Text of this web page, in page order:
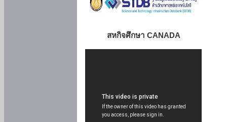
สหกิจศึกษา CANADA